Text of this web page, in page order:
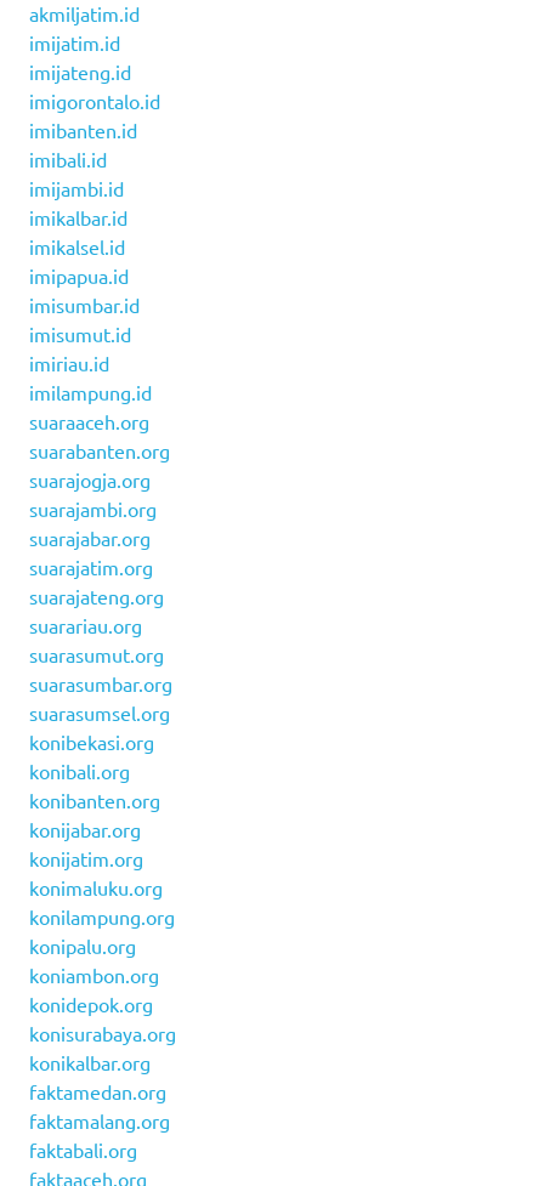
akmiljatim.id
imijatim.id
imijateng.id
imigorontalo.id
imibanten.id
imibali.id
imijambi.id
imikalbar.id
imikalsel.id
imipapua.id
imisumbar.id
imisumut.id
imiriau.id
imilampung.id
suaraaceh.org
suarabanten.org
suarajogja.org
suarajambi.org
suarajabar.org
suarajatim.org
suarajateng.org
suarariau.org
suarasumut.org
suarasumbar.org
suarasumsel.org
konibekasi.org
konibali.org
konibanten.org
konijabar.org
konijatim.org
konimaluku.org
konilampung.org
konipalu.org
koniambon.org
konidepok.org
konisurabaya.org
konikalbar.org
faktamedan.org
faktamalang.org
faktabali.org
faktaaceh.org